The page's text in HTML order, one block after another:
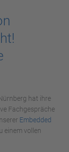
hat ihre
Fachgespräche
Embedded
einem vollen